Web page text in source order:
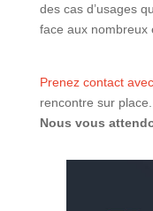
des cas d’usages
face aux nombreux
Prenez contact
rencontre sur place.
Nous vous